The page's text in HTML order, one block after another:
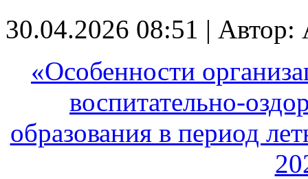
30.04.2026 08:51 | Автор:
«Особенности
воспитательно-
образования в период